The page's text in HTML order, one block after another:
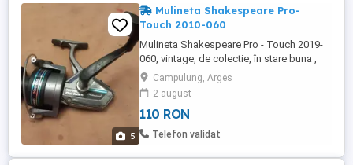
5
Mulineta Shakespeare Pro-
Touch 2010-060
Mulineta Shakespeare Pro - Touch 2019-
060, vintage, de colectie, în stare buna ,
crap somn, foarte puternica, carcasa
metalica
Campulung, Arges
2 august
110 RON
Telefon validat